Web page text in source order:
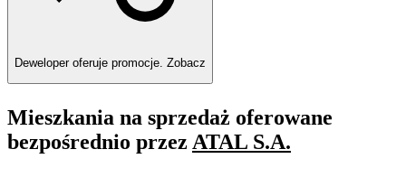
Deweloper oferuje promocje. Zobacz
Mieszkania na sprzedaż oferowane
bezpośrednio przez ATAL S.A.